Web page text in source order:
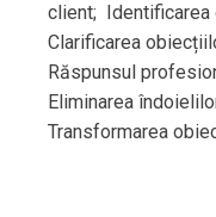
client; Identificarea
Clarificarea
Răspunsul
Eliminarea
Transformarea